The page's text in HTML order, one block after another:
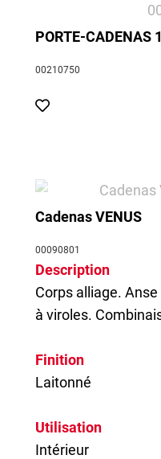
PORTE-CADENAS
00210750
Cadenas VENUS
00090801
Description
Corps alliage.
à viroles.
Finition
Laitonné
Utilisation
Intérieur